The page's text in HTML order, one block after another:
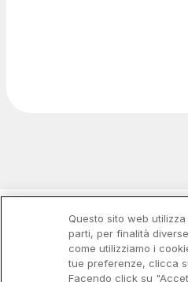
Questo sito web
parti, per finalità
come utilizziamo i
tue preferenze, clicca
Facendo click su